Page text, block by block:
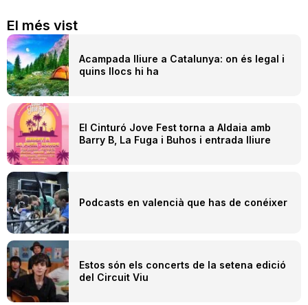
El més vist
Acampada lliure a Catalunya: on és legal i
quins llocs hi ha
El Cinturó Jove Fest torna a Aldaia amb
Barry B, La Fuga i Buhos i entrada lliure
Podcasts en valencià que has de conéixer
Estos són els concerts de la setena edició
del Circuit Viu